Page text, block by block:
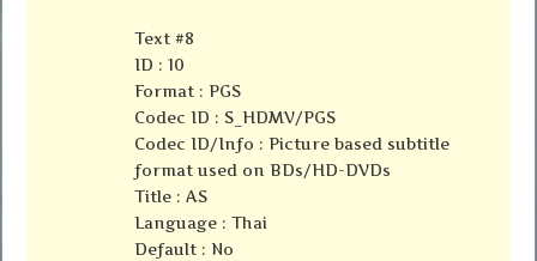
Text #8
ID : 10
Format : PGS
Codec ID : S_HDMV/PGS
Codec ID/Info : Picture based subtitle
format used on BDs/HD-DVDs
Title : AS
Language : Thai
Default : No